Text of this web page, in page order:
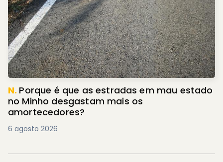
N. Porque é que as estradas em mau estado
no Minho desgastam mais os
amortecedores?
6 agosto 2026